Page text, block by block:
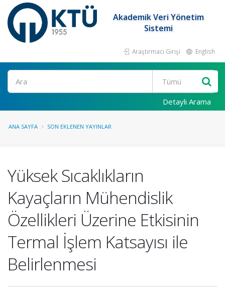
Akademik Veri Yönetim
Sistemi
Araştırmacı Girişi English
Ara
Detaylı Arama
ANA SAYFA SON EKLENEN YAYINLAR
Yüksek Sıcaklıkların
Kayaçların Mühendislik
Özellikleri Üzerine Etkisinin
Termal İşlem Katsayısı ile
Belirlenmesi